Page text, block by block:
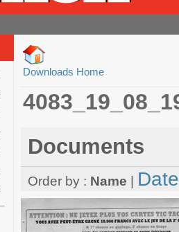
Downloads Home
Documents
Order by : Name Date